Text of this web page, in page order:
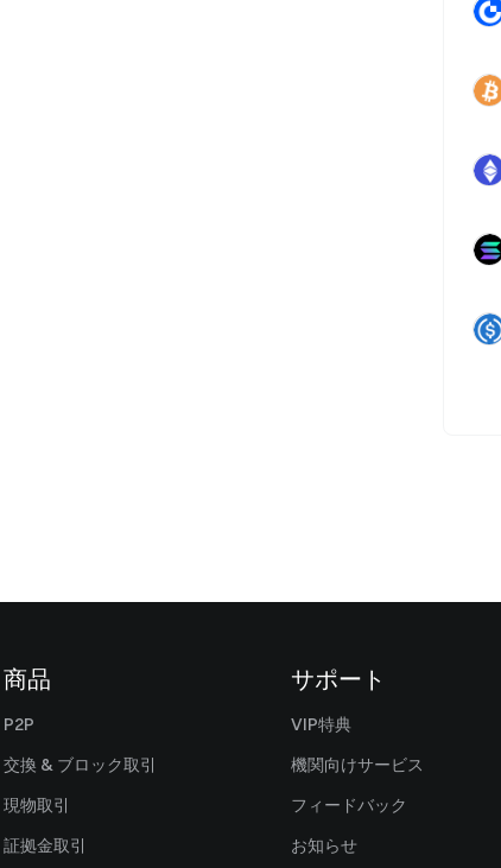
商品
P2P
交換 & ブロック取引
現物取引
証拠金取引
サポート
VIP特典
機関向けサービス
フィードバック
お知らせ